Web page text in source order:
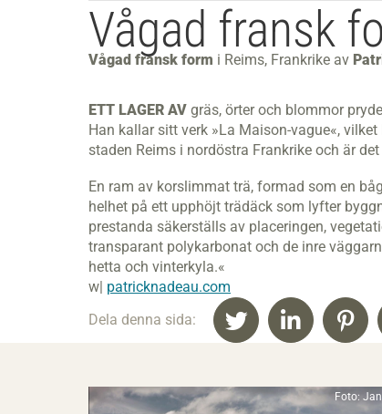
Vågad fransk
Vågad fransk form i Reims, Frankrike av
ETT LAGER AV gräs, örter och blommor
Han kallar sitt verk »La Maison-vague«,
staden Reims i nordöstra Frankrike och är
En ram av korslimmat trä, formad som en
helhet på ett upphöjt trädäck som lyfter
prestanda säkerställs av placeringen,
transparant polykarbonat och de inre
hetta och vinterkyla.«
w| patricknadeau.com
Dela denna sida:
Foto: